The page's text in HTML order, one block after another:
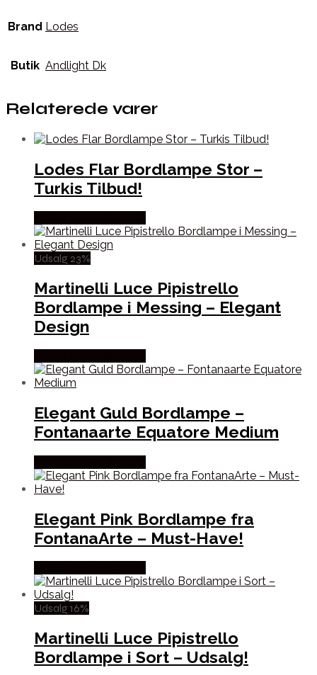
Brand Lodes
Butik Andlight Dk
Relaterede varer
Lodes Flar Bordlampe Stor –
Turkis Tilbud!
Udsalg 23%
Martinelli Luce Pipistrello
Bordlampe i Messing – Elegant
Design
Elegant Guld Bordlampe –
Fontanaarte Equatore Medium
Elegant Pink Bordlampe fra
FontanaArte – Must-Have!
Udsalg 16%
Martinelli Luce Pipistrello
Bordlampe i Sort – Udsalg!